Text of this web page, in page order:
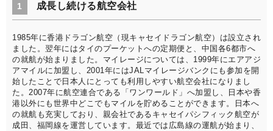
1 成長し続ける航空会社
1985年に香港ドラゴン航空（現キャセイドラゴン航空）は設立され
ました。翌年にはタイのプーケットへの定期便と、中国各6都市へ
の就航が始まりました。マイレージについては、1999年にエアアジ
アマイルに加盟し、2001年にはJALマイレージバンクにも参加を開
始したことで日本人にとっても利用しやすい航空会社になりまし
た。2007年に航空連合である「ワンワールド」へ加盟し、日本や香
港以外にも世界中どこでもマイルを貯めることができます。日本へ
の就航も充実しており、親会社であるキャセイパシフィック航空が
成田、福岡線を運営しています。最近では広島線の運航が始まり、